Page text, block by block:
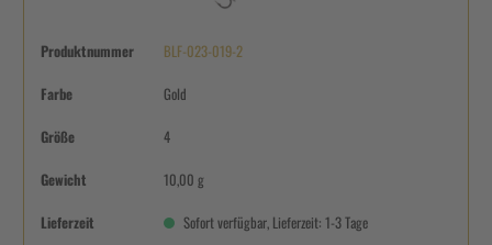
Produktnummer BLF-023-019-2
Farbe Gold
Größe 4
Gewicht 10,00 g
Lieferzeit Sofort verfügbar, Lieferzeit: 1-3 Tage